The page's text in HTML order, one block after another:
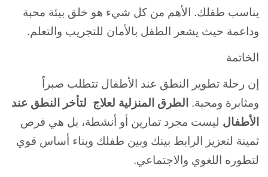
يناسب طفلك. الأهم من كل شيء هو خلق بيئة محبة
وداعمة حيث يشعر الطفل بالأمان للتجريب والتعلم.
الخاتمة
إن رحلة تطوير النطق عند الأطفال تتطلب صبراً
ومثابرة ومحبة. الطرق المنزلية لعلاج لتأخر النطق عند
الأطفال ليست مجرد تمارين أو أنشطة، بل هي فرص
ثمينة لتعزيز الرابط بينك وبين طفلك وبناء أساس قوي
لتطوره اللغوي والاجتماعي.